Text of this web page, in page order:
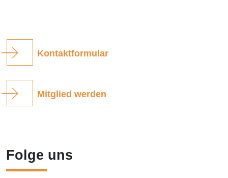
Kontaktformular
Mitglied werden
Folge uns